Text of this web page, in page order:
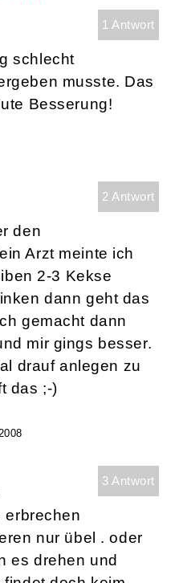
1 Antwort
schlecht
musste. Das
Besserung!
2 Antwort
den
Arzt meinte ich
2-3 Kekse
dann geht das
gemacht dann
mir gings besser.
drauf anlegen zu
das ;-)
3 Antwort
erbrechen
nur übel . oder
es drehen und